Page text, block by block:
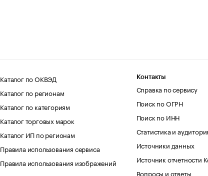
Каталог по ОКВЭД
Каталог по регионам
Каталог по категориям
Каталог торговых марок
Каталог ИП по регионам
Правила использования сервиса
Правила использования изображений
Контакты
Справка по сервису
Поиск по ОГРН
Поиск по ИНН
Статистика и
Источники данных
Источник отчетности
Вопросы и ответы